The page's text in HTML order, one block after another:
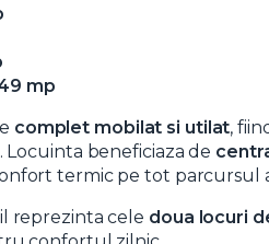
mp
complet mobilat si utilat,
beneficiaza de
termic pe tot parcursul
reprezinta cele doua locuri